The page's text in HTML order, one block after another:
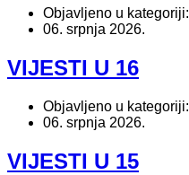
Objavljeno u kategoriji:
06. srpnja 2026.
VIJESTI U 16
Objavljeno u kategoriji:
06. srpnja 2026.
VIJESTI U 15